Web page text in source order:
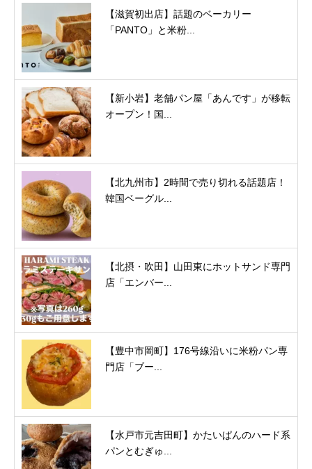
【滋賀初出店】話題のベーカリー
「PANTO」と米粉...
【新小岩】老舗パン屋「あんです」が移転
オープン！国...
【北九州市】2時間で売り切れる話題店！
韓国ベーグル...
【北摂・吹田】山田東にホットサンド専門
店「エンバー...
【豊中市岡町】176号線沿いに米粉パン専
門店「ブー...
【水戸市元吉田町】かたいぱんのハード系
パンとむぎゅ...